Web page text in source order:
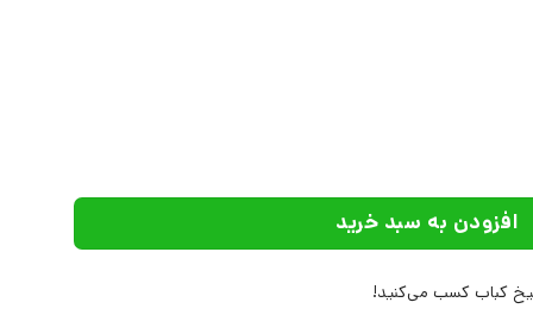
افزودن به سبد خرید
کباب کسب می‌کنید!